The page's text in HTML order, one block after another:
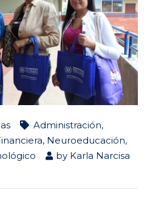
Administración,
, Neuroeducación,
by Karla Narcisa